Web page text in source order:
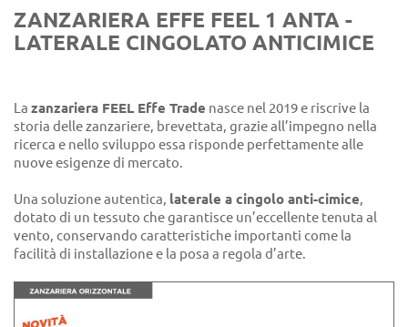
ZANZARIERA EFFE FEEL 1 ANTA -
LATERALE CINGOLATO ANTICIMICE
La zanzariera FEEL Effe Trade nasce nel 2019 e riscrive la
storia delle zanzariere, brevettata, grazie all’impegno nella
ricerca e nello sviluppo essa risponde perfettamente alle
nuove esigenze di mercato.
Una soluzione autentica, laterale a cingolo anti-cimice,
dotato di un tessuto che garantisce un’eccellente tenuta al
vento, conservando caratteristiche importanti come la
facilità di installazione e la posa a regola d’arte.